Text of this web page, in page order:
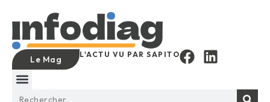
Le Mag L'ACTU VU PAR SAPITO